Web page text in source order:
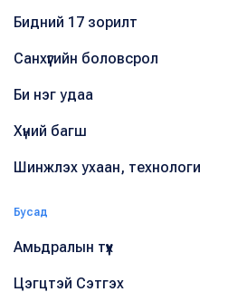
Бидний 17 зорилт
Санхүүгийн боловсрол
Би нэг удаа
Хүний багш
Шинжлэх ухаан, технологи
Бусад
Амьдралын түүх
Цэгцтэй Сэтгэх